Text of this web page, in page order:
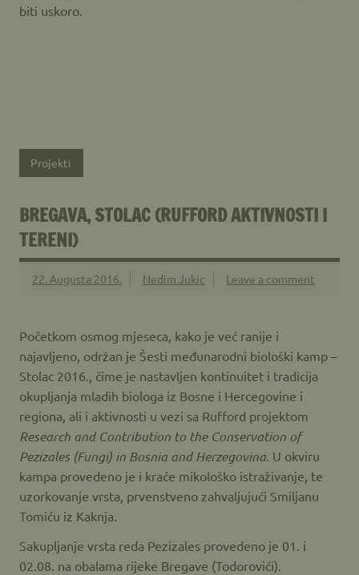
biti uskoro.
Projekti
BREGAVA, STOLAC (RUFFORD AKTIVNOSTI I
TERENI)
22. Augusta 2016. Nedim Jukic Leave a comment
Početkom osmog mjeseca, kako je već ranije i
najavljeno, održan je Šesti međunarodni biološki kamp –
Stolac 2016., čime je nastavljen kontinuitet i tradicija
okupljanja mladih biologa iz Bosne i Hercegovine i
regiona, ali i aktivnosti u vezi sa Rufford projektom
Research and Contribution to the Conservation of
Pezizales (Fungi) in Bosnia and Herzegovina. U okviru
kampa provedeno je i kraće mikološko istraživanje, te
uzorkovanje vrsta, prvenstveno zahvaljujući Smiljanu
Tomiću iz Kaknja.
Sakupljanje vrsta reda Pezizales provedeno je 01. i
02.08. na obalama rijeke Bregave (Todorovići).